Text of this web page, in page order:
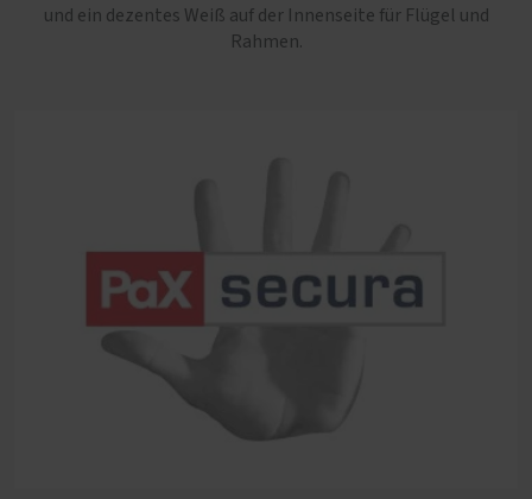
und ein dezentes Weiß auf der Innenseite für Flügel und
Rahmen.